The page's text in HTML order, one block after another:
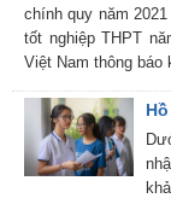
chính quy năm
tốt nghiệp THPT
Việt Nam thông báo